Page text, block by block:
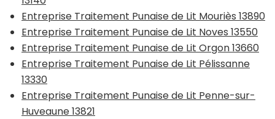
Entreprise Traitement Punaise de Lit Mouriès 13890
Entreprise Traitement Punaise de Lit Noves 13550
Entreprise Traitement Punaise de Lit Orgon 13660
Entreprise Traitement Punaise de Lit Pélissanne
13330
Entreprise Traitement Punaise de Lit Penne-sur-
Huveaune 13821